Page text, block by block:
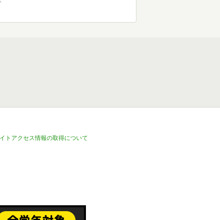
トアクセス情報の取得について